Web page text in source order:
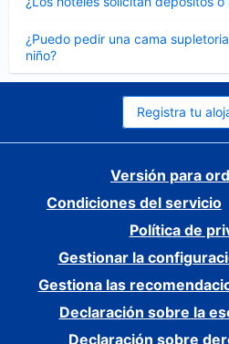
cerrado
¿Puedo pedir una cama
niño?
cerrado
Registra tu
Versión para
Condiciones del servicio
Política de
Gestionar la
Gestiona las
Declaración sobre la
Declaración sobre